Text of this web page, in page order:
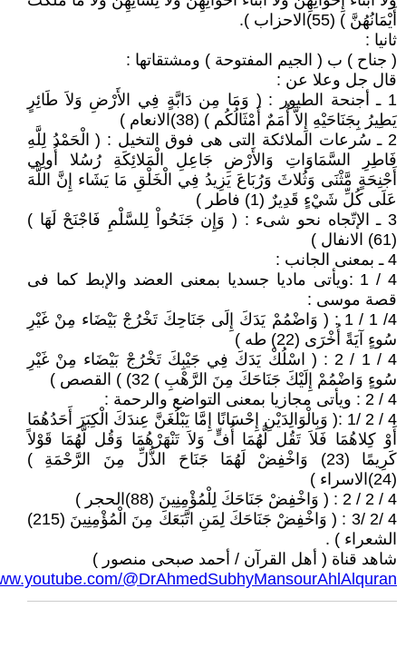
أَيْمَانُهُنَّ ) (55)الاحزاب ).
ثانيا :
( جناح ) ب ( الجيم المفتوحة ) ومشتقاتها :
قال جل وعلا عن :
1 ـ أجنحة الطيور : ( وَمَا مِن دَابَّةٍ فِي الأَرْضِ وَلاَ طَائِرٍ
يَطِيرُ بِجَنَاحَيْهِ إِلاَّ أُمَمٌ أَمْثَالُكُم ) (38)الانعام )
2 ـ سُرعات الملائكة التى هى فوق التخيل : ( الْحَمْدُ لِلَّهِ
فَاطِرِ السَّمَاوَاتِ وَالأَرْضِ جَاعِلِ الْمَلائِكَةِ رُسُلا أُولِي
أَجْنِحَةٍ مَّثْنَى وَثُلاثَ وَرُبَاعَ يَزِيدُ فِي الْخَلْقِ مَا يَشَاء إِنَّ اللَّهَ
عَلَى كُلِّ شَيْءٍ قَدِيرٌ (1) فاطر )
3 ـ الإتّجاه نحو شىء : ( وَإِن جَنَحُواْ لِلسَّلْمِ فَاجْنَحْ لَهَا )
(61) الانفال )
4 ـ بمعنى الجانب :
4 / 1 :ويأتى ماديا جسديا بمعنى العضد والإبط كما فى
قصة موسى :
4/ 1 / 1 : ( وَاضْمُمْ يَدَكَ إِلَى جَنَاحِكَ تَخْرُجْ بَيْضَاء مِنْ غَيْرِ
سُوءٍ آيَةً أُخْرَى (22) طه )
4 / 1 / 2 : ( اسْلُكْ يَدَكَ فِي جَيْبِكَ تَخْرُجْ بَيْضَاء مِنْ غَيْرِ
سُوءٍ وَاضْمُمْ إِلَيْكَ جَنَاحَكَ مِنَ الرَّهْبِ ) 32) ) القصص )
4 / 2 : ويأتى مجازيا بمعنى التواضع والرحمة :
4 / 2 /1 :( وَبِالْوَالِدَيْنِ إِحْسَانًا إِمَّا يَبْلُغَنَّ عِندَكَ الْكِبَرَ أَحَدُهُمَا
أَوْ كِلاهُمَا فَلاَ تَقُل لَّهُمَا أُفٍّ وَلاَ تَنْهَرْهُمَا وَقُل لَّهُمَا قَوْلاً
كَرِيمًا (23) وَاخْفِضْ لَهُمَا جَنَاحَ الذُّلِّ مِنَ الرَّحْمَةِ )
(24)الاسراء )
4 / 2 / 2 : ( وَاخْفِضْ جَنَاحَكَ لِلْمُؤْمِنِينَ (88)الحجر )
4 /2 /3 : ( وَاخْفِضْ جَنَاحَكَ لِمَنِ اتَّبَعَكَ مِنَ الْمُؤْمِنِينَ (215)
الشعراء ) .
شاهد قناة ( أهل القرآن / أحمد صبحى منصور )
@DrAhmedSubhyMansourAhlAlquran